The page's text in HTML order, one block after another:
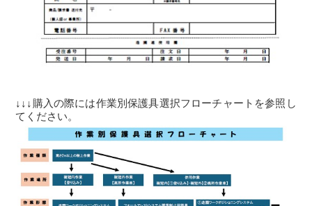
↓↓↓購入の際には作業別保護具選択フローチャートを参照し
てください。